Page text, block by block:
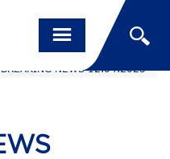
BREAKING NEWS 12.04.2023